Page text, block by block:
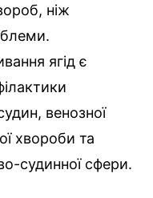
ніж
ягід є
венозної
хвороби та
судинної сфери.